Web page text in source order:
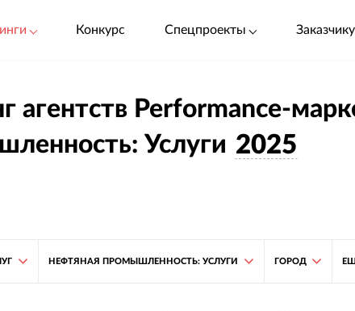
Конкурс Спецпроекты Заказчику
агентств Performance-
Услуги 2025
НЕФТЯНАЯ ПРОМЫШЛЕННОСТЬ: УСЛУГИ ГОРОД